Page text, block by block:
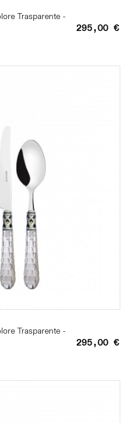
Trasparente -
295,00 €
Trasparente -
295,00 €